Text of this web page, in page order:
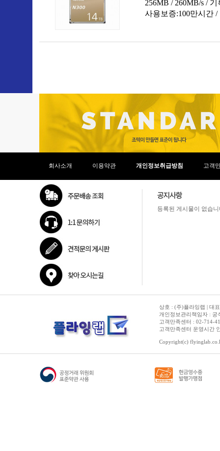
회사소개 이용약관 개인정보취급방침 고객
등록된 게시물이 없습
상호 : (주)플라잉랩 | 대
개인정보관리책임자 : 궁
고객만족센터 : 02-714-
고객만족센터 운영시간
Copyright(c)